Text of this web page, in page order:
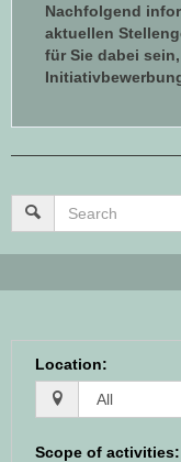
Nachfolgend
aktuellen
für Sie dabei
Location:
Scope of activities: